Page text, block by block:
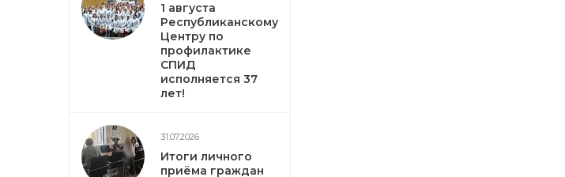
1 августа
Республиканскому
Центру по
профилактике
СПИД
исполняется 37
лет!
31.07.2026
Итоги личного
приёма граждан